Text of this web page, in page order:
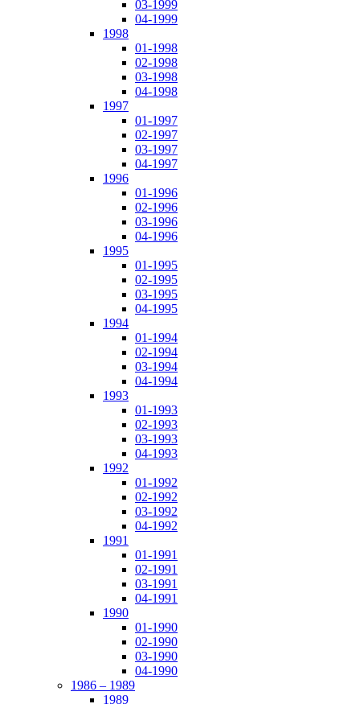
03-1999
04-1999
1998
01-1998
02-1998
03-1998
04-1998
1997
01-1997
02-1997
03-1997
04-1997
1996
01-1996
02-1996
03-1996
04-1996
1995
01-1995
02-1995
03-1995
04-1995
1994
01-1994
02-1994
03-1994
04-1994
1993
01-1993
02-1993
03-1993
04-1993
1992
01-1992
02-1992
03-1992
04-1992
1991
01-1991
02-1991
03-1991
04-1991
1990
01-1990
02-1990
03-1990
04-1990
1986 – 1989
1989